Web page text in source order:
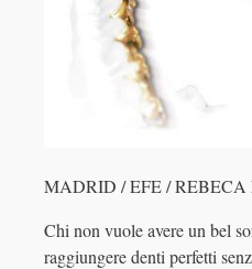
MADRID / EFE / REBECA
Chi non vuole avere un bel
raggiungere denti perfetti